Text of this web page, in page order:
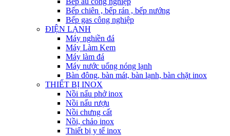
Bếp chiên , bếp rán , bếp nướng
Bếp gas công nghiệp
ĐIỆN LẠNH
Máy nghiền đá
Máy Làm Kem
Máy làm đá
Máy nước uống nóng lạnh
Bàn đông, bàn mát, bàn lạnh, bàn chặt inox
THIẾT BỊ INOX
Nồi nấu phở inox
Nồi nấu rượu
Nồi chưng cất
Nồi, chảo inox
Thiết bị y tế inox